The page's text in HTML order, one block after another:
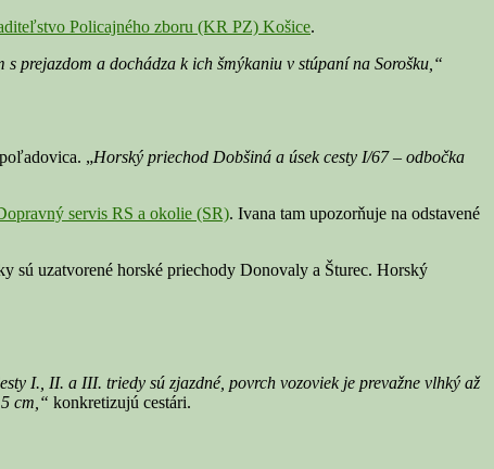
Policajného zboru (KR PZ) Košice.
prejazdom a dochádza k ich šmýkaniu v stúpaní na Sorošku,“
„Horský priechod Dobšiná a úsek cesty I/67 – odbočka
servis RS a okolie (SR). Ivana tam upozorňuje na odstavené
sú uzatvorené horské priechody Donovaly a Šturec. Horský
I., II. a III. triedy sú zjazdné, povrch vozoviek je prevažne vlhký až
cm,“ konkretizujú cestári.